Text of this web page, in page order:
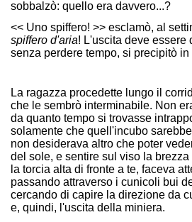
sobbalzò: quello era davvero...?
<< Uno spiffero! >> esclamò, al
spiffero d'aria! L'uscita deve essere
senza perdere tempo, si precipitò
La ragazza procedette lungo il
che le sembrò interminabile. Non
da quanto tempo si trovasse
solamente che quell'incubo
non desiderava altro che poter
del sole, e sentire sul viso la
la torcia alta di fronte a te, faceva
passando attraverso i cunicoli bui
cercando di capire la direzione da
e, quindi, l'uscita della miniera.